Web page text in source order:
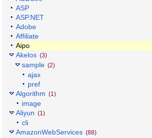
ASP
ASP.NET
Adobe
Affiliate
Aipo
Akelos (3)
sample (2)
ajax
pref
Algorithm (1)
image
Aliyun (1)
cli
AmazonWebServices (88)